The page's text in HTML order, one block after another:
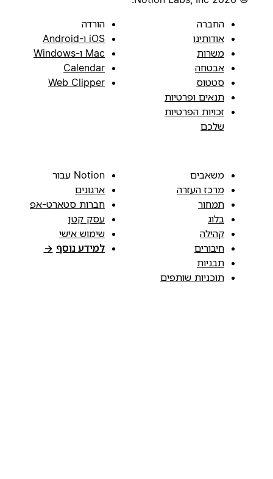
החברה
אודותינו
משרות
אבטחה
סטטוס
תנאים ופרטיות
זכויות הפרטיות
שלכם
הורדה
iOS ו-Android
Mac ו-Windows
Calendar
Web Clipper
משאבים
מרכז העזרה
תמחור
בלוג
קהילה
חיבורים
תבניות
תוכניות שותפים
Notion עבור
ארגונים
חברות סטארט-אפ
עסק קטן
שימוש אישי
למידע נוסף →